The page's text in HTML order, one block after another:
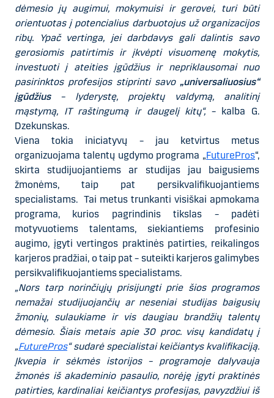
dėmesio jų augimui, mokymuisi ir gerovei, turi būti
orientuotas į potencialius darbuotojus už organizacijos
ribų. Ypač vertinga, jei darbdavys gali dalintis savo
gerosiomis patirtimis ir įkvėpti visuomenę mokytis,
investuoti į ateities įgūdžius ir nepriklausomai nuo
pasirinktos profesijos stiprinti savo „universaliuosius“
įgūdžius– lyderystę, projektų valdymą, analitinį
mąstymą, IT raštingumą ir daugelį kitų“,– kalba G.
Dzekunskas.
Viena tokia iniciatyvų – jau ketvirtus metus
organizuojama talentų ugdymo programa „FuturePros“,
skirta studijuojantiems ar studijas jau baigusiems
žmonėms, taip pat persikvalifikuojantiems
specialistams. Tai metus trunkanti visiškai apmokama
programa, kurios pagrindinis tikslas – padėti
motyvuotiems talentams, siekiantiems profesinio
augimo, įgyti vertingos praktinės patirties, reikalingos
karjeros pradžiai, o taip pat – suteikti karjeros galimybes
persikvalifikuojantiems specialistams.
„Nors tarp norinčiųjų prisijungti prie šios programos
nemažai studijuojančių ar neseniai studijas baigusių
žmonių, sulaukiame ir vis daugiau brandžių talentų
dėmesio. Šiais metais apie 30 proc. visų kandidatų į
„FuturePros“ sudarė specialistai keičiantys kvalifikaciją.
Įkvepia ir sėkmės istorijos – programoje dalyvauja
žmonės iš akademinio pasaulio, norėję įgyti praktinės
patirties, kardinaliai keičiantys profesijas, pavyzdžiui iš